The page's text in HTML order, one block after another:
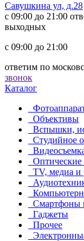
Савушкина ул, д.28
c 09:00 до 21:00
выходных
c 09:00 до 21:00
ответим по
звонок
Каталог
Объективы
Вспышки,
Студийное
TV, медиа и
Смартфоны
Гаджеты
Прочее